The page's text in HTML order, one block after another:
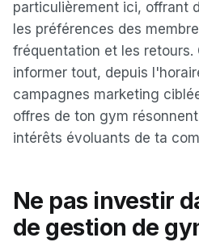
particulièrement ici, offrant
les préférences des
fréquentation et les retours.
informer tout, depuis
campagnes marketing
offres de ton gym
intérêts évoluants de ta
Ne pas investir
de gestion de